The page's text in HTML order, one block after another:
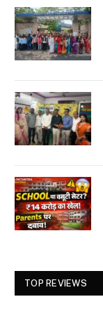
TOP REVIEWS